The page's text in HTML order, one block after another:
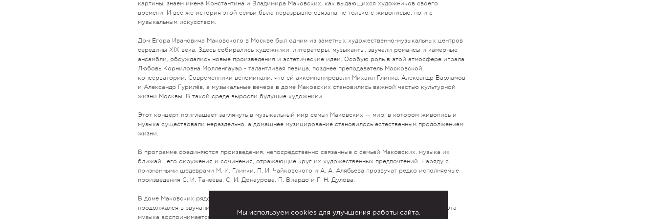
картины, знаем имена Константина и Владимира Маковских, как выдающихся художников своего
времени. И всё же история этой семьи была неразрывно связана не только с живописью, но и с
музыкальным искусством.
Дом Егора Ивановича Маковского в Москве был одним из заметных художественно-музыкальных центров
середины XIX века. Здесь собирались художники, литераторы, музыканты, звучали романсы и камерные
ансамбли, обсуждались новые произведения и эстетические идеи. Особую роль в этой атмосфере играла
Любовь Корниловна Молленгауэр - талантливая певица, позднее преподаватель Московской
консерватории. Современники вспоминали, что ей аккомпанировали Михаил Глинка, Александр Варламов
и Александр Гурилёв, а музыкальные вечера в доме Маковских становились важной частью культурной
жизни Москвы. В такой среде выросли будущие художники.
Этот концерт приглашает заглянуть в музыкальный мир семьи Маковских — мир, в котором живопись и
музыка существовали нераздельно, а домашнее музицирование становилось естественным продолжением
жизни.
В программе соединяются произведения, непосредственно связанные с семьей Маковских, музыка их
ближайшего окружения и сочинения, отражающие круг их художественных предпочтений. Наряду с
признанными шедеврами М. И. Глинки, П. И. Чайковского и А. А. Алябьева прозвучат редко исполняемые
произведения С. И. Танеева, С. И. Донаурова, П. Виардо и Г. Н. Дулова.
В доме Маковских рядом с мольбертом всегда находилось место роялю, а творческий разговор
продолжался в звучании человеческого голоса, скрипки и фортепиано. Возможно, именно поэтому эта
музыка воспринимается не как далекое историческое свидетельство, а как живой голос времени,
Мы используем cookies для улучшения работы сайта.